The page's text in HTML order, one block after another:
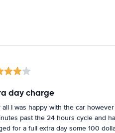
day charge
all I was happy with the car
past the 24 hours cycle and
for a full extra day some 100